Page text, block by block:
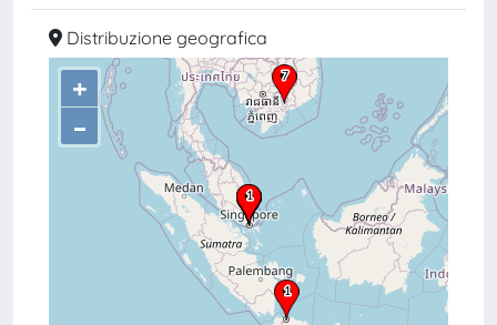
Distribuzione geografica
+
–